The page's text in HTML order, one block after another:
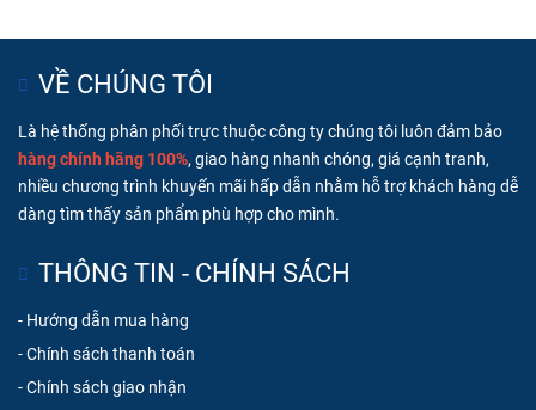
VỀ CHÚNG TÔI
Là hệ thống phân phối trực thuộc công ty chúng tôi luôn đảm bảo
hàng chính hãng 100%, giao hàng nhanh chóng, giá cạnh tranh,
nhiều chương trình khuyến mãi hấp dẫn nhằm hỗ trợ khách hàng dễ
dàng tìm thấy sản phẩm phù hợp cho mình.
THÔNG TIN - CHÍNH SÁCH
- Hướng dẫn mua hàng
-Chính sách thanh toán
-Chính sách giao nhận